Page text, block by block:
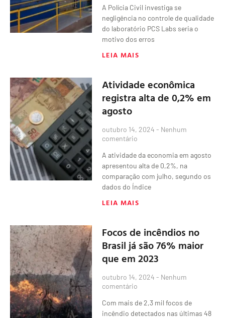
A Polícia Civil investiga se
negligência no controle de qualidade
do laboratório PCS Labs seria o
motivo dos erros
LEIA MAIS
Atividade econômica
registra alta de 0,2% em
agosto
outubro 14, 2024 Nenhum
comentário
A atividade da economia em agosto
apresentou alta de 0,2%, na
comparação com julho, segundo os
dados do Índice
LEIA MAIS
Focos de incêndios no
Brasil já são 76% maior
que em 2023
outubro 14, 2024 Nenhum
comentário
Com mais de 2,3 mil focos de
incêndio detectados nas últimas 48